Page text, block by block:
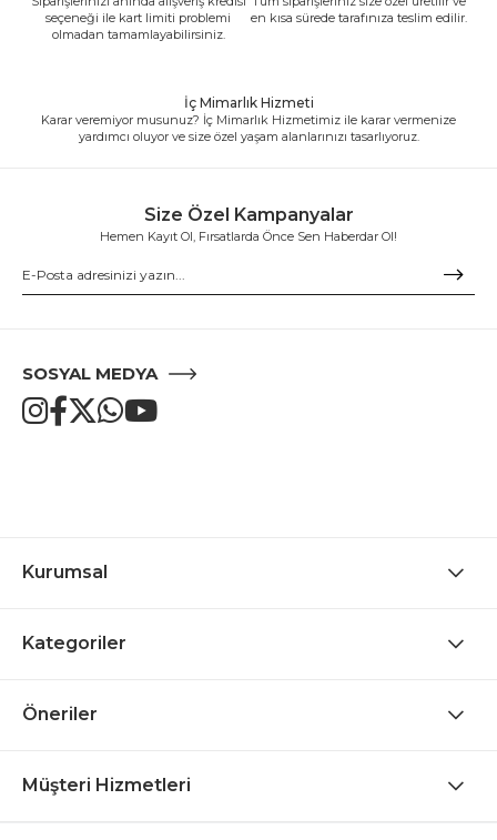
seçeneği ile kart limiti problemi
olmadan tamamlayabilirsiniz.
en kısa sürede tarafınıza teslim edilir.
İç Mimarlık Hizmeti
Karar veremiyor musunuz? İç Mimarlık Hizmetimiz ile karar vermenize
yardımcı oluyor ve size özel yaşam alanlarınızı tasarlıyoruz.
Size Özel Kampanyalar
Hemen Kayıt Ol, Fırsatlarda Önce Sen Haberdar Ol!
SOSYAL MEDYA
Kurumsal
Kategoriler
Öneriler
Müşteri Hizmetleri